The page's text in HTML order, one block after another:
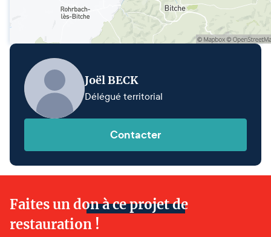
Joël BECK
Délégué territorial
Contacter
Faites un don à ce projet de
restauration !